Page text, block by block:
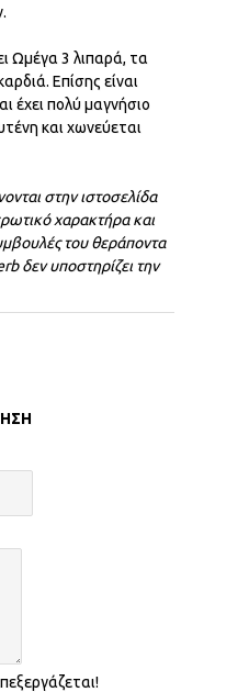
Ωμέγα 3 λιπαρά, τα
Επίσης είναι
έχει πολύ μαγνήσιο
και χωνεύεται
στην ιστοσελίδα
χαρακτήρα και
του θεράποντα
δεν υποστηρίζει την